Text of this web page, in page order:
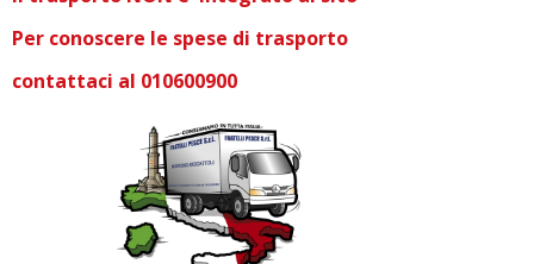
Per conoscere le spese di trasporto
contattaci al 010600900